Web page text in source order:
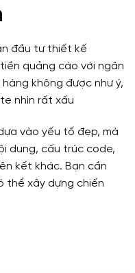
đầu tư thiết kế
quảng cáo với ngân
không được như ý,
nhìn rất xấu
vào yếu tố đẹp, mà
dung, cấu trúc code,
kết khác. Bạn cần
thể xây dựng chiến